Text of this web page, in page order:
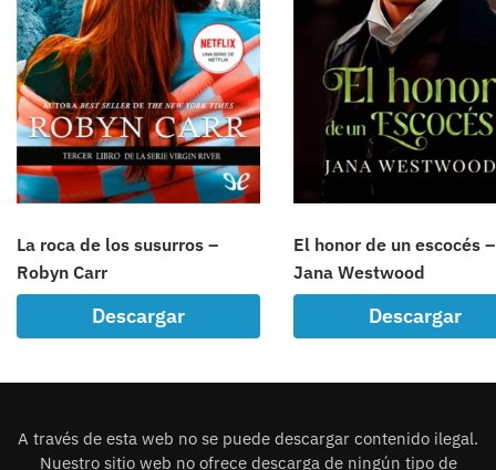
La roca de los susurros –
Robyn Carr
Descargar
El honor de un escocés –
Jana Westwood
Descargar
A través de esta web no se puede descargar contenido ilegal.
Nuestro sitio web no ofrece descarga de ningún tipo de